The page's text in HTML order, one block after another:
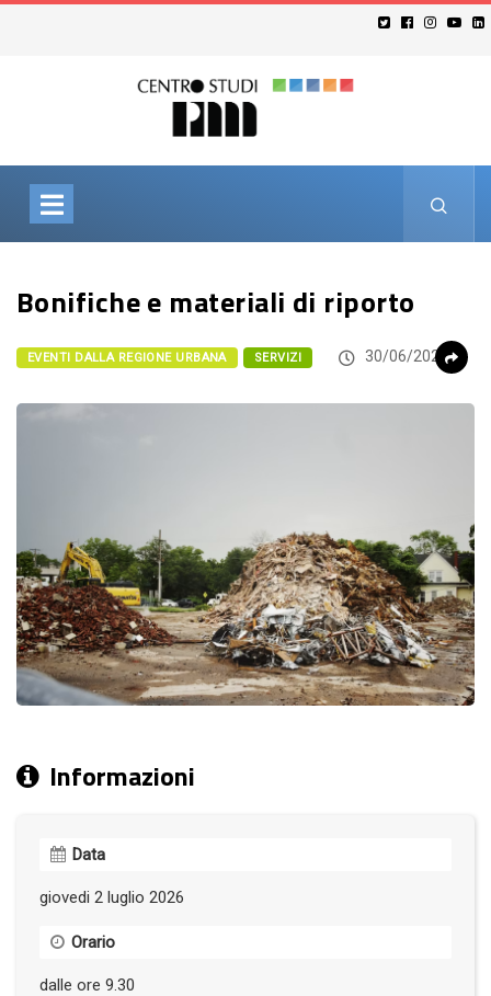
Bonifiche e materiali di riporto
EVENTI DALLA REGIONE URBANA SERVIZI 30/06/2026
Informazioni
Data
giovedi 2 luglio 2026
Orario
dalle ore 9.30